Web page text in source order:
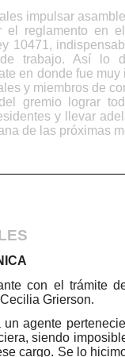
impulsar
el reglamento en
10471,
trabajo. Así lo
en donde fue
y miembros de
gremio lograr
y llevar
de las próximas
con el trámite
Grierson.
agente
siendo
cargo. Se lo